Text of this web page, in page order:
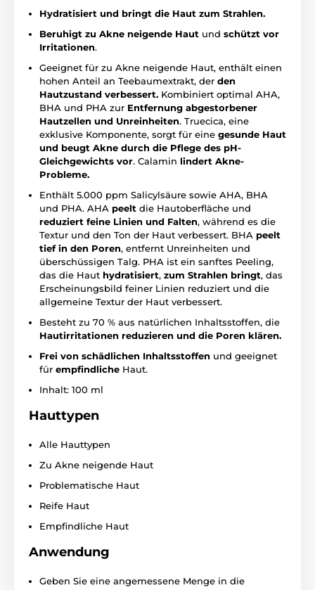
Hydratisiert und bringt die Haut zum Strahlen.
Beruhigt zu Akne neigende Haut und schützt vor
Irritationen.
Geeignet für zu Akne neigende Haut, enthält einen
hohen Anteil an Teebaumextrakt, der den
Hautzustand verbessert. Kombiniert optimal AHA,
BHA und PHA zur Entfernung abgestorbener
Hautzellen und Unreinheiten. Truecica, eine
exklusive Komponente, sorgt für eine gesunde Haut
und beugt Akne durch die Pflege des pH-
Gleichgewichts vor. Calamin lindert Akne-
Probleme.
Enthält 5.000 ppm Salicylsäure sowie AHA, BHA
und PHA. AHA peelt die Hautoberfläche und
reduziert feine Linien und Falten, während es die
Textur und den Ton der Haut verbessert. BHA peelt
tief in den Poren, entfernt Unreinheiten und
überschüssigen Talg. PHA ist ein sanftes Peeling,
das die Haut hydratisiert, zum Strahlen bringt, das
Erscheinungsbild feiner Linien reduziert und die
allgemeine Textur der Haut verbessert.
Besteht zu 70 % aus natürlichen Inhaltsstoffen, die
Hautirritationen reduzieren und die Poren klären.
Frei von schädlichen Inhaltsstoffen und geeignet
für empfindliche Haut.
Inhalt: 100 ml
Hauttypen
Alle Hauttypen
Zu Akne neigende Haut
Problematische Haut
Reife Haut
Empfindliche Haut
Anwendung
Geben Sie eine angemessene Menge in die